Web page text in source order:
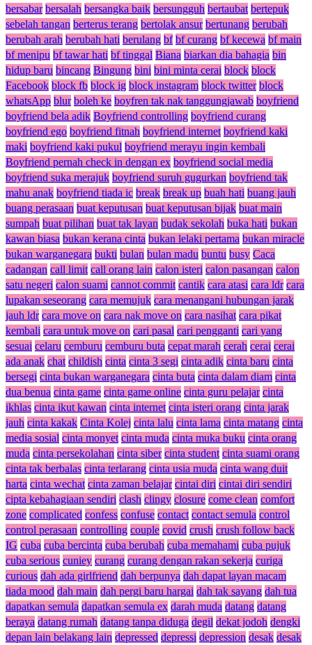
bersabar bersalah bersangka baik bersungguh bertaubat bertepuk
sebelah tangan berterus terang bertolak ansur bertunang berubah
berubah arah berubah hati berulang bf bf curang bf kecewa bf main
bf menipu bf tawar hati bf tinggal Biana biarkan dia bahagia bin
hidup baru bincang Bingung bini bini minta cerai block block
Facebook block fb block ig block instagram block twitter block
whatsApp blur boleh ke boyfren tak nak tanggungjawab boyfriend
boyfriend bela adik Boyfriend controlling boyfriend curang
boyfriend ego boyfriend fitnah boyfriend internet boyfriend kaki
maki boyfriend kaki pukul boyfriend merayu ingin kembali
Boyfriend pernah check in dengan ex boyfriend social media
boyfriend suka merajuk boyfriend suruh gugurkan boyfriend tak
mahu anak boyfriend tiada ic break break up buah hati buang jauh
buang perasaan buat keputusan buat keputusan bijak buat main
sumpah buat pilihan buat tak layan budak sekolah buka hati bukan
kawan biasa bukan kerana cinta bukan lelaki pertama bukan miracle
bukan warganegara bukti bulan bulan madu buntu busy Caca
cadangan call limit call orang lain calon isteri calon pasangan calon
satu negeri calon suami cannot commit cantik cara atasi cara ldr cara
lupakan seseorang cara memujuk cara menangani hubungan jarak
jauh ldr cara move on cara nak move on cara nasihat cara pikat
kembali cara untuk move on cari pasal cari pengganti cari yang
sesuai celaru cemburu cemburu buta cepat marah cerah cerai cerai
ada anak chat childish cinta cinta 3 segi cinta adik cinta baru cinta
bersegi cinta bukan warganegara cinta buta cinta dalam diam cinta
dua benua cinta game cinta game online cinta guru pelajar cinta
ikhlas cinta ikut kawan cinta internet cinta isteri orang cinta jarak
jauh cinta kakak Cinta Kolej cinta lalu cinta lama cinta matang cinta
media sosial cinta monyet cinta muda cinta muka buku cinta orang
muda cinta persekolahan cinta siber cinta student cinta suami orang
cinta tak berbalas cinta terlarang cinta usia muda cinta wang duit
harta cinta wechat cinta zaman belajar cintai diri cintai diri sendiri
cipta kebahagiaan sendiri clash clingy closure come clean comfort
zone complicated confess confuse contact contact semula control
control perasaan controlling couple covid crush crush follow back
IG cuba cuba bercinta cuba berubah cuba memahami cuba pujuk
cuba serious cuniey curang curang dengan rakan sekerja curiga
curious dah ada girlfriend dah berpunya dah dapat layan macam
tiada mood dah main dah pergi baru hargai dah tak sayang dah tua
dapatkan semula dapatkan semula ex darah muda datang datang
beraya datang rumah datang tanpa diduga degil dekat jodoh dengki
depan lain belakang lain depressed depressi depression desak desak